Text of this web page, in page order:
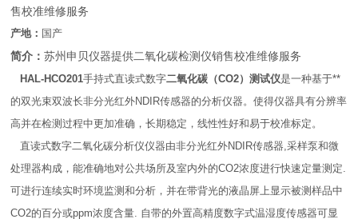
售校准维修服务
产地： 国产
简介：苏州申贝仪器提供二氧化碳检测仪销售校准维修服务
HAL-HCO201手持式直读式数字二氧化碳（CO2）测试仪是一种基于**
的双光束双波长非分光红外NDIR传感器的分析仪器。使得仪器具有分辨率
高并在检测过程中更加准确，长期稳定，线性性好和易于校准标定。
直读式数字二氧化碳分析仪仪器由非分光红外NDIR传感器,采样泵和微
处理器构成，能准确地对公共场所及室内外的CO2浓度进行快速定量测定.
可进行连续实时环境监测和分析，并在带背光的液晶屏上显示被测样品中
CO2的百分或ppm浓度含量. 自带的外置高精度数字式温湿度传感器可显